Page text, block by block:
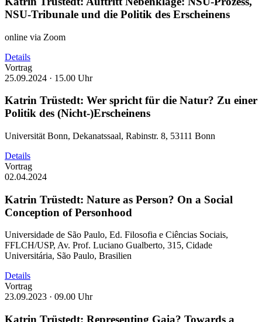
NSU-Tribunale und die Politik des Erscheinens
online via Zoom
Details
Vortrag
25.09.2024 · 15.00 Uhr
Katrin Trüstedt: Wer spricht für die Natur? Zu einer
Politik des (Nicht-)Erscheinens
Universität Bonn, Dekanatssaal, Rabinstr. 8, 53111 Bonn
Details
Vortrag
02.04.2024
Katrin Trüstedt: Nature as Person? On a Social
Conception of Personhood
Universidade de São Paulo, Ed. Filosofia e Ciências Sociais,
FFLCH/USP, Av. Prof. Luciano Gualberto, 315, Cidade
Universitária, São Paulo, Brasilien
Details
Vortrag
23.09.2023 · 09.00 Uhr
Katrin Trüstedt: Representing Gaia? Towards a